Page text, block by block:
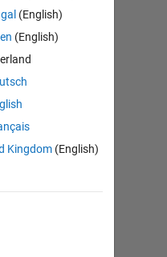
(English)
(English)
Kingdom(English)